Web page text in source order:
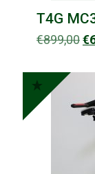
T4G
€899,00€